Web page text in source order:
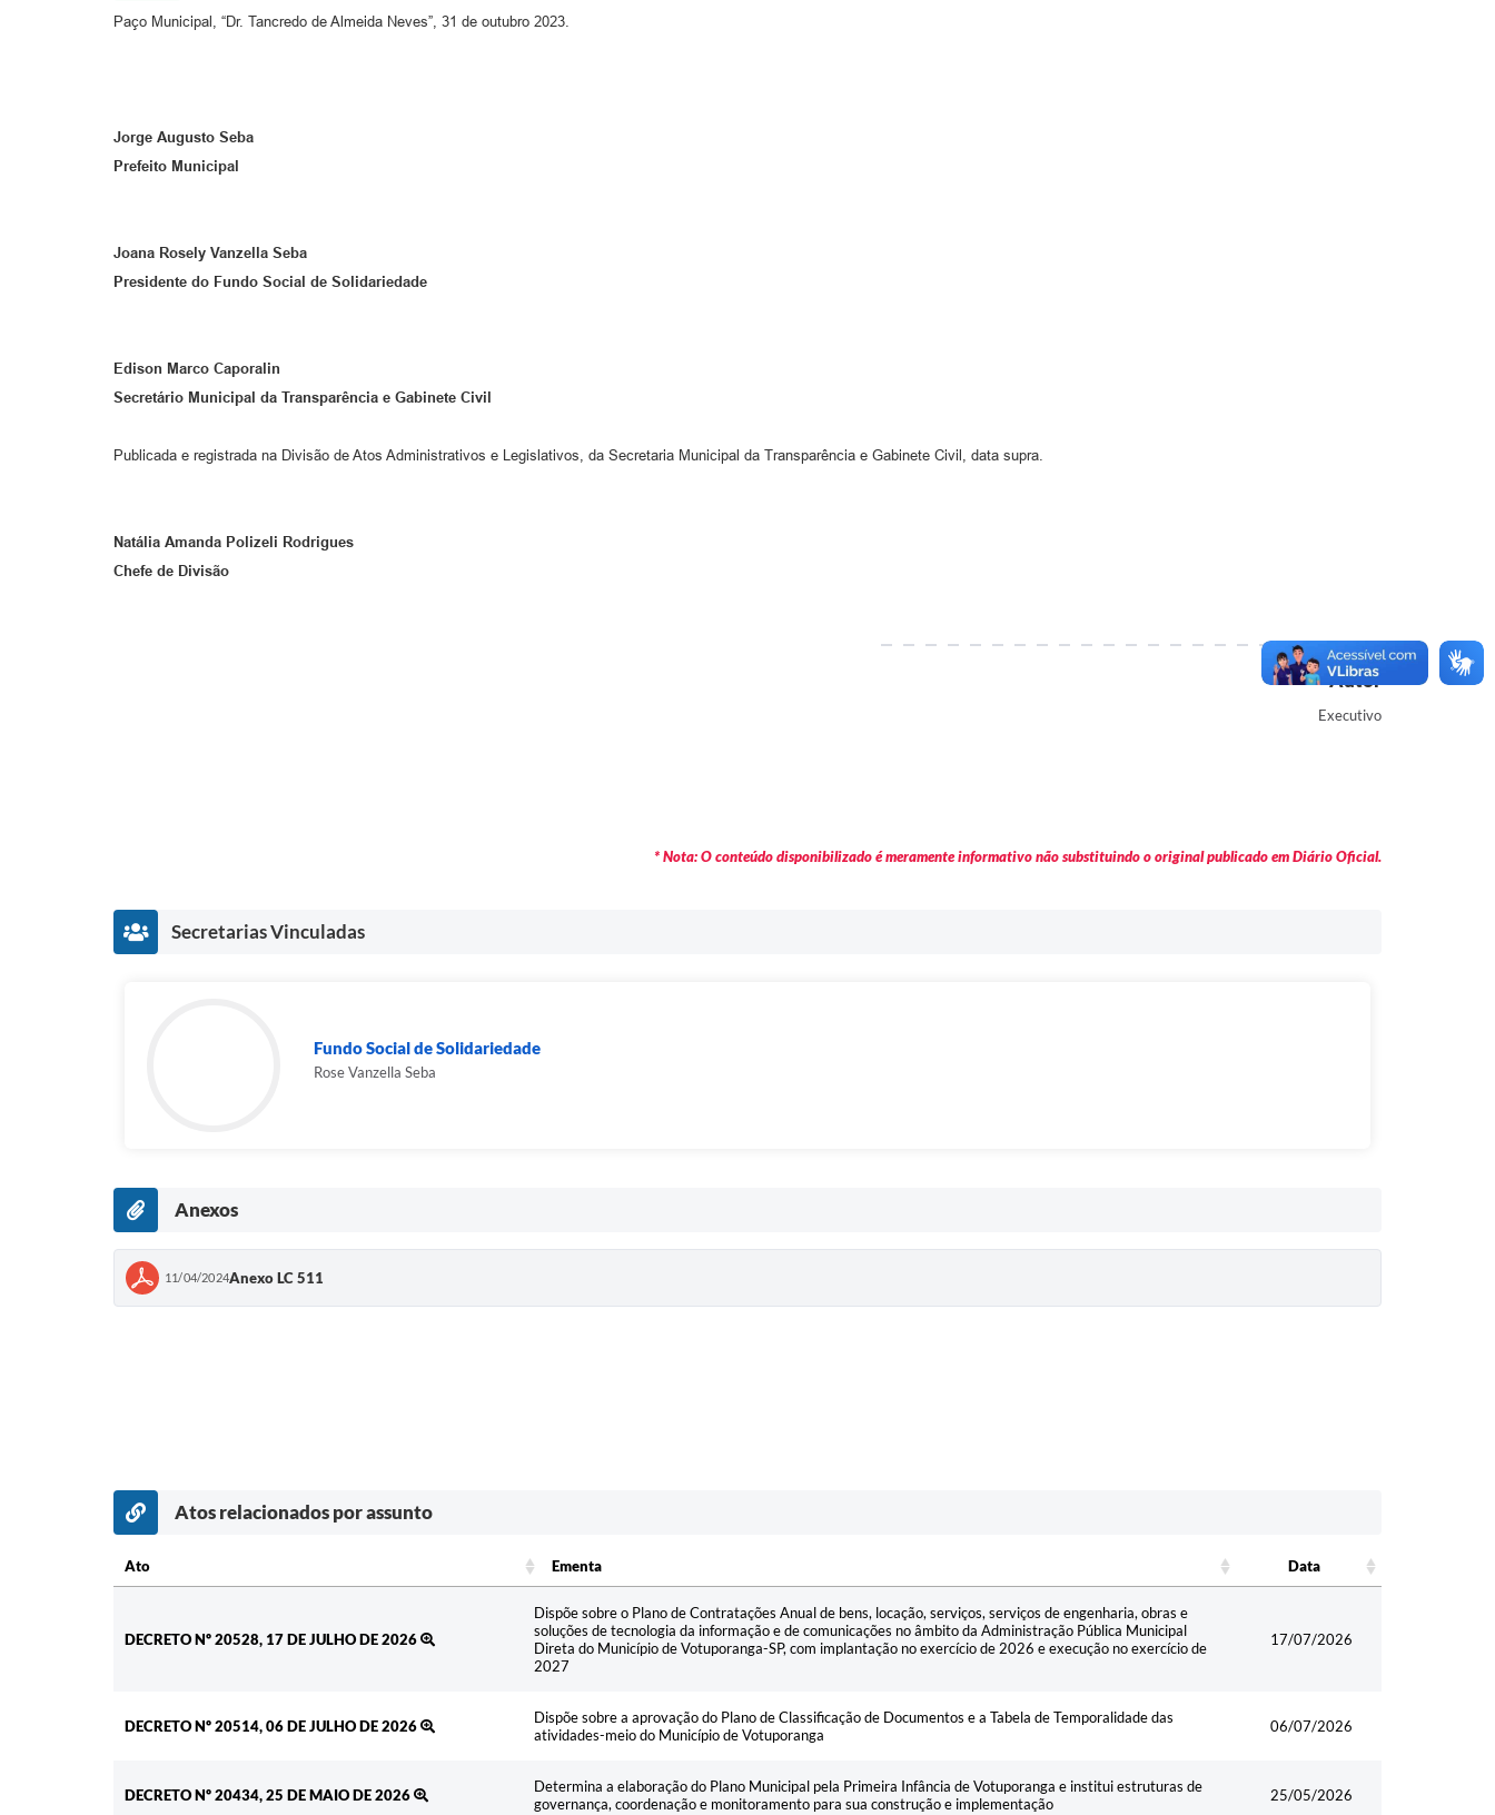
Paço Municipal, “Dr. Tancredo de Almeida Neves”, 31 de outubro 2023.
Jorge Augusto Seba
Prefeito Municipal
Joana Rosely Vanzella Seba
Presidente do Fundo Social de Solidariedade
Edison Marco Caporalin
Secretário Municipal da Transparência e Gabinete Civil
Publicada e registrada na Divisão de Atos Administrativos e Legislativos, da Secretaria Municipal da Transparência e Gabinete Civil, data supra.
Natália Amanda Polizeli Rodrigues
Chefe de Divisão
Autor
Executivo
* Nota: O conteúdo disponibilizado é meramente informativo não substituindo o original publicado em Diário Oficial.
Secretarias Vinculadas
Fundo Social de Solidariedade
Rose Vanzella Seba
Anexos
11/04/2024Anexo LC 511
Atos relacionados por assunto
Ato Ementa
Data
DECRETO Nº 20528, 17 DE JULHO DE 2026
Dispõe sobre o Plano de Contratações Anual de bens, locação, serviços, serviços de engenharia, obras e
soluções de tecnologia da informação e de comunicações no âmbito da Administração Pública Municipal
Direta do Município de Votuporanga-SP, com implantação no exercício de 2026 e execução no exercício de
2027
17/07/2026
DECRETO Nº 20514, 06 DE JULHO DE 2026
Dispõe sobre a aprovação do Plano de Classificação de Documentos e a Tabela de Temporalidade das
atividades-meio do Município de Votuporanga
06/07/2026
DECRETO Nº 20434, 25 DE MAIO DE 2026
Determina a elaboração do Plano Municipal pela Primeira Infância de Votuporanga e institui estruturas de
governança, coordenação e monitoramento para sua construção e implementação
25/05/2026